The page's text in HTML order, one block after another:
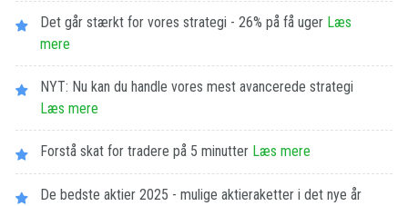
Det går stærkt for vores strategi - 26% på få uger Læs
mere
NYT: Nu kan du handle vores mest avancerede strategi
Læs mere
Forstå skat for tradere på 5 minutter Læs mere
De bedste aktier 2025 - mulige aktieraketter i det nye år